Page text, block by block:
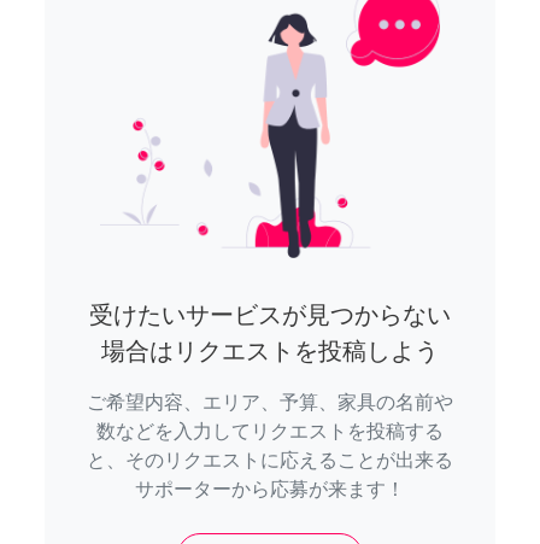
受けたいサービスが見つからない
場合はリクエストを投稿しよう
ご希望内容、エリア、予算、家具の名前や
数などを入力してリクエストを投稿する
と、そのリクエストに応えることが出来る
サポーターから応募が来ます！